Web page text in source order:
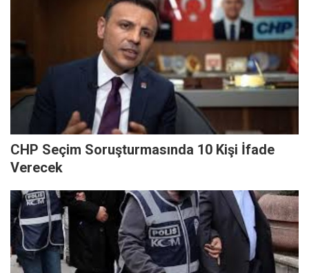
CHP Seçim Soruşturmasında 10 Kişi İfade
Verecek